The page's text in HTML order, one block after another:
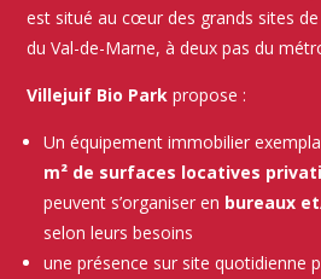
est situé au cœur des grands sites
du Val-de-Marne, à deux pas du
Villejuif Bio Park propose :
Un équipement immobilier
m² de surfaces locatives
peuvent s’organiser en bureaux
selon leurs besoins
une présence sur site quotidienne